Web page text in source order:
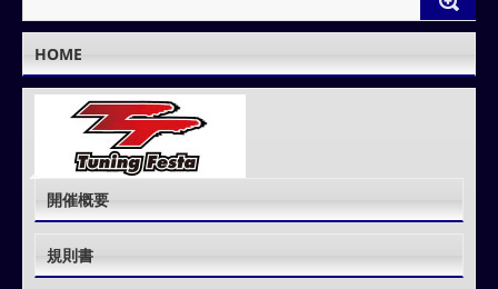
HOME
開催概要
規則書